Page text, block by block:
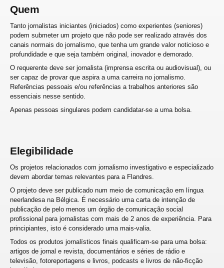
Quem
Tanto jornalistas iniciantes (iniciados) como experientes (seniores)
podem submeter um projeto que não pode ser realizado através dos
canais normais do jornalismo, que tenha um grande valor noticioso e
profundidade e que seja também original, inovador e demorado.
O requerente deve ser jornalista (imprensa escrita ou audiovisual), ou
ser capaz de provar que aspira a uma carreira no jornalismo.
Referências pessoais e/ou referências a trabalhos anteriores são
essenciais nesse sentido.
Apenas pessoas singulares podem candidatar-se a uma bolsa.
Elegibilidade
Os projetos relacionados com jornalismo investigativo e especializado
devem abordar temas relevantes para a Flandres.
O projeto deve ser publicado num meio de comunicação em língua
neerlandesa na Bélgica. É necessário uma carta de intenção de
publicação de pelo menos um órgão de comunicação social
profissional para jornalistas com mais de 2 anos de experiência. Para
principiantes, isto é considerado uma mais-valia.
Todos os produtos jornalísticos finais qualificam-se para uma bolsa:
artigos de jornal e revista, documentários e séries de rádio e
televisão, fotoreportagens e livros, podcasts e livros de não-ficção